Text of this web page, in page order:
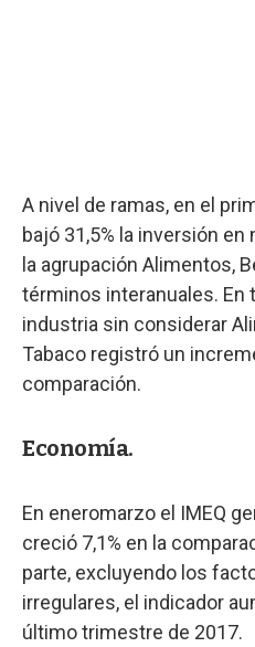
A nivel de ramas, en el
bajó 31,5% la inversión
la agrupación Alimentos,
términos interanuales. En
industria sin considerar
Tabaco registró un
comparación.
Economía.
En eneromarzo el IMEQ
creció 7,1% en la
parte, excluyendo los
irregulares, el indicador
último trimestre de 2017.